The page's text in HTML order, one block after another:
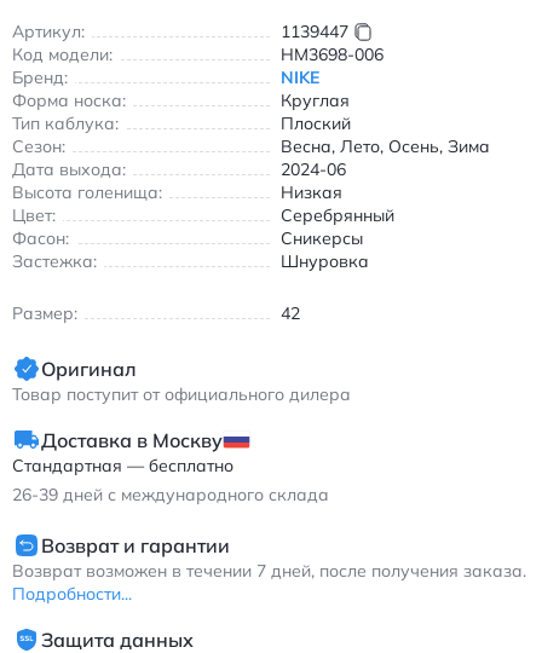
Кроссовки выполнены в классическом стиле с акцентом на
качество материалов. Серебристый верх с металлическим
отливом и розовая подошва создают современный образ,
который подчеркнет вашу индивидуальность. Легкая
конструкция и продуманная амортизация обеспечивают
комфорт даже при длительной носке. Идеальный выбор для
тех, кто ценит сочетание спортивного стиля и повседневной
практичности.
Найк Дунк женские кроссовки серебряные с розовой
подошвой
Артикул:
1139447
Код модели:
HM3698-006
Бренд:
NIKE
Форма носка:
Круглая
Тип каблука:
Плоский
Сезон:
Весна, Лето, Осень, Зима
Дата выхода:
2024-06
Высота голенища:
Низкая
Цвет:
Серебрянный
Фасон:
Сникерсы
Застежка:
Шнуровка
Размер: 42
Оригинал
Товар поступит от официального дилера
Доставка в Москву
Стандартная — бесплатно
26-39 дней с международного склада
Возврат и гарантии
Возврат возможен в течении 7 дней, после получения заказа.
Подробности...
Защита данных